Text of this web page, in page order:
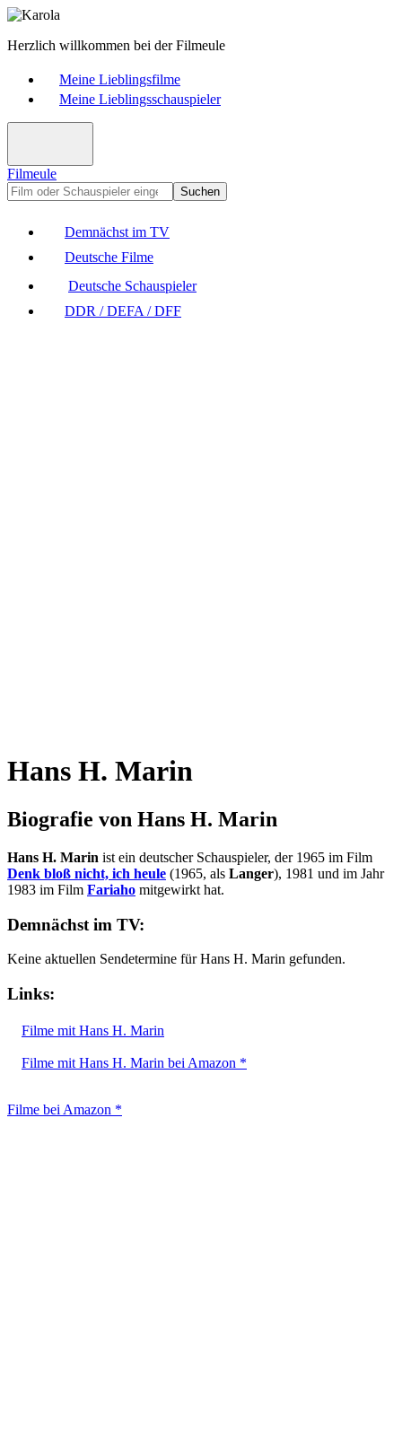
Herzlich willkommen bei der Filmeule
Meine Lieblingsfilme
Meine Lieblingsschauspieler
Filmeule
Suchen
Demnächst im TV
Deutsche Filme
Deutsche Schauspieler
DDR / DEFA / DFF
Hans H. Marin
Biografie von Hans H. Marin
Hans H. Marin ist ein deutscher Schauspieler, der 1965 im Film
Denk bloß nicht, ich heule (1965, als Langer), 1981 und im Jahr
1983 im Film Fariaho mitgewirkt hat.
Demnächst im TV:
Keine aktuellen Sendetermine für Hans H. Marin gefunden.
Links:
Filme mit Hans H. Marin
Filme mit Hans H. Marin bei Amazon *
Filme bei Amazon *